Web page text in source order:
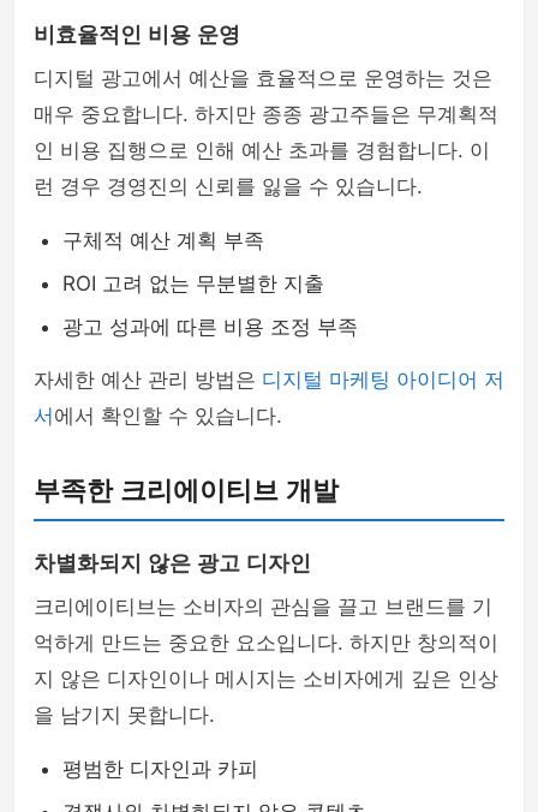
비효율적인 비용 운영
디지털 광고에서 예산을 효율적으로 운영하는 것은
매우 중요합니다. 하지만 종종 광고주들은 무계획적
인 비용 집행으로 인해 예산 초과를 경험합니다. 이
런 경우 경영진의 신뢰를 잃을 수 있습니다.
구체적 예산 계획 부족
ROI 고려 없는 무분별한 지출
광고 성과에 따른 비용 조정 부족
자세한 예산 관리 방법은 디지털 마케팅 아이디어 저
서 에서 확인할 수 있습니다.
부족한 크리에이티브 개발
차별화되지 않은 광고 디자인
크리에이티브는 소비자의 관심을 끌고 브랜드를 기
억하게 만드는 중요한 요소입니다. 하지만 창의적이
지 않은 디자인이나 메시지는 소비자에게 깊은 인상
을 남기지 못합니다.
평범한 디자인과 카피